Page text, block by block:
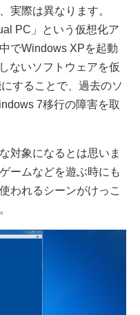
実際は異なります。
PC」という仮想化ア
でWindows XPを起動
ないソフトウェアを仮
することで、過去のソ
7移行の障害を取
対象になるとは思いま
ームなどを遊ぶ時にも
われるシーンがけっこ